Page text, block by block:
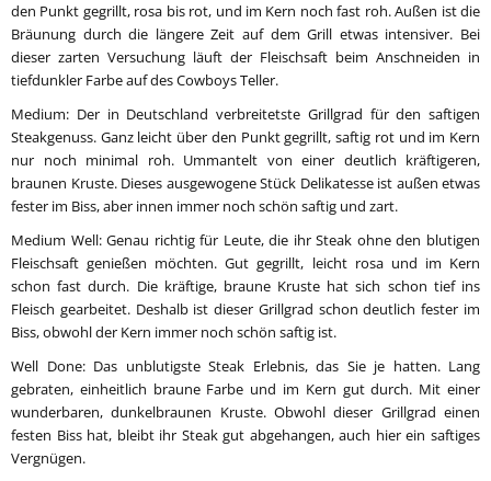
den Punkt gegrillt, rosa bis rot, und im Kern noch fast roh. Außen ist die
Bräunung durch die längere Zeit auf dem Grill etwas intensiver. Bei
dieser zarten Versuchung läuft der Fleischsaft beim Anschneiden in
tiefdunkler Farbe auf des Cowboys Teller.
Medium: Der in Deutschland verbreitetste Grillgrad für den saftigen
Steakgenuss. Ganz leicht über den Punkt gegrillt, saftig rot und im Kern
nur noch minimal roh. Ummantelt von einer deutlich kräftigeren,
braunen Kruste. Dieses ausgewogene Stück Delikatesse ist außen etwas
fester im Biss, aber innen immer noch schön saftig und zart.
Medium Well: Genau richtig für Leute, die ihr Steak ohne den blutigen
Fleischsaft genießen möchten. Gut gegrillt, leicht rosa und im Kern
schon fast durch. Die kräftige, braune Kruste hat sich schon tief ins
Fleisch gearbeitet. Deshalb ist dieser Grillgrad schon deutlich fester im
Biss, obwohl der Kern immer noch schön saftig ist.
Well Done: Das unblutigste Steak Erlebnis, das Sie je hatten. Lang
gebraten, einheitlich braune Farbe und im Kern gut durch. Mit einer
wunderbaren, dunkelbraunen Kruste. Obwohl dieser Grillgrad einen
festen Biss hat, bleibt ihr Steak gut abgehangen, auch hier ein saftiges
Vergnügen.